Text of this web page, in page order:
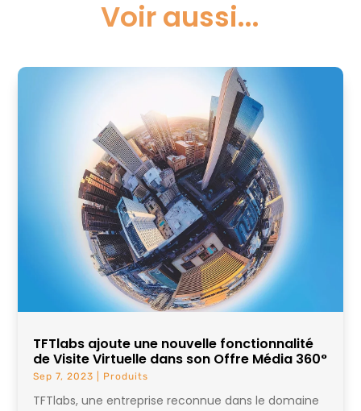
Voir aussi...
TFTlabs ajoute une nouvelle fonctionnalité
de Visite Virtuelle dans son Offre Média 360°
Sep 7, 2023 Produits
TFTlabs, une entreprise reconnue dans le domaine